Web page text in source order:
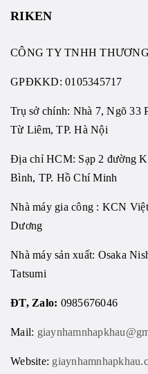
RIKEN
CÔNG TY TNHH
GPĐKKD: 0105345717
Trụ sở chính: Nhà 7, Ngõ 33
Từ Liêm, TP. Hà Nội
Địa chỉ HCM: Sạp 2 đường
Bình, TP. Hồ Chí Minh
Nhà máy gia công : KCN
Dương
Nhà máy sản xuất: Osaka
Tatsumi
ĐT, Zalo: 0985676046
Mail:
Website: